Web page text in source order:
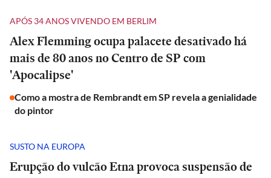
APÓS 34 ANOS VIVENDO EM BERLIM
Alex Flemming ocupa palacete desativado há
mais de 80 anos no Centro de SP com
'Apocalipse'
Como a mostra de Rembrandt em SP revela a genialidade
do pintor
SUSTO NA EUROPA
Erupção do vulcão Etna provoca suspensão de